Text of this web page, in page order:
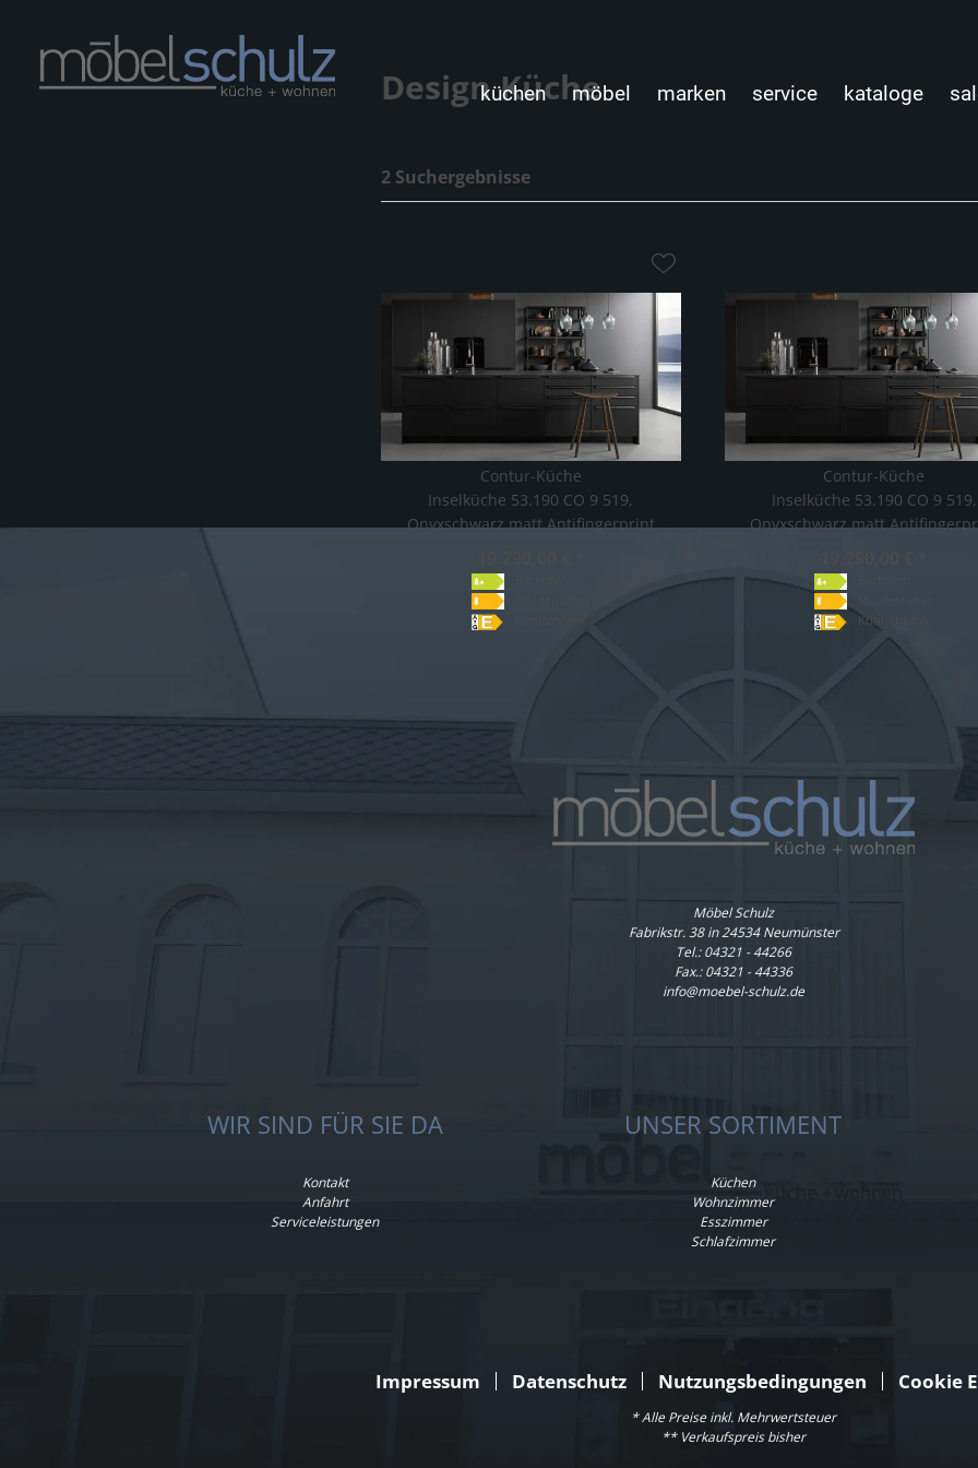
küchen möbel marken service kataloge
Design Küche
2 Suchergebnisse
Contur-Küche
Inselküche 53.190 CO 9 519,
Onyxschwarz matt Antifingerprint
Contur-Küche
Inselküche 53.190 CO 9 519,
Onyxschwarz matt
Kühlschrank
Möbel Schulz
Fabrikstr. 38 in 24534 Neumünster
Tel.:04321 - 44266
Fax.: 04321 - 44336
info@moebel-schulz.de
WIR SIND FÜR SIE DA
Kontakt
Anfahrt
Serviceleistungen
UNSER SORTIMENT
Küchen
Wohnzimmer
Esszimmer
Schlafzimmer
Impressum Datenschutz Nutzungsbedingungen Cookie
* Alle Preise inkl. Mehrwertsteuer
** Verkaufspreis bisher